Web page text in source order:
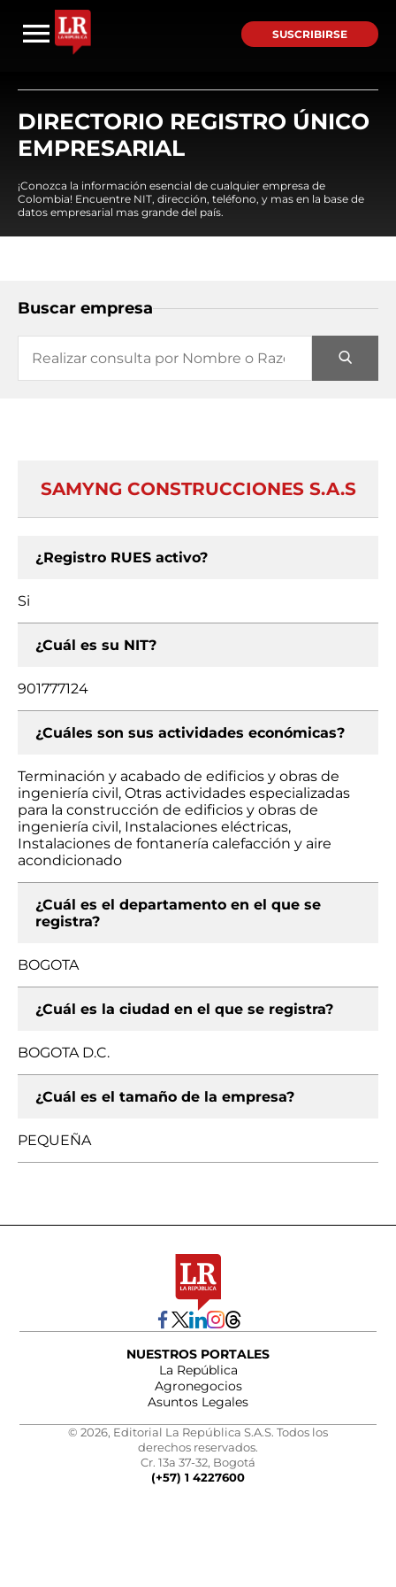
SUSCRIBIRSE
DIRECTORIO REGISTRO ÚNICO
EMPRESARIAL
¡Conozca la información esencial de cualquier empresa de
Colombia! Encuentre NIT, dirección, teléfono, y mas en la base de
datos empresarial mas grande del país.
Buscar empresa
SAMYNG CONSTRUCCIONES S.A.S
¿Registro RUES activo?
Si
¿Cuál es su NIT?
901777124
¿Cuáles son sus actividades económicas?
Terminación y acabado de edificios y obras de
ingeniería civil, Otras actividades especializadas
para la construcción de edificios y obras de
ingeniería civil, Instalaciones eléctricas,
Instalaciones de fontanería calefacción y aire
acondicionado
¿Cuál es el departamento en el que se
registra?
BOGOTA
¿Cuál es la ciudad en el que se registra?
BOGOTA D.C.
¿Cuál es el tamaño de la empresa?
PEQUEÑA
NUESTROS PORTALES
La República
Agronegocios
Asuntos Legales
© 2026, Editorial La República S.A.S. Todos los
derechos reservados.
Cr. 13a 37-32, Bogotá
(+57) 1 4227600